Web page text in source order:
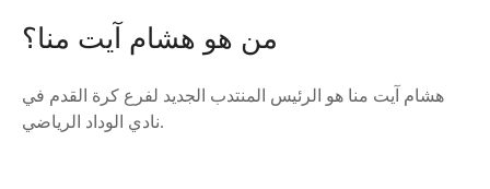
من هو هشام آيت منا؟
هشام آيت منا هو الرئيس المنتدب الجديد لفرع كرة القدم في
نادي الوداد الرياضي.